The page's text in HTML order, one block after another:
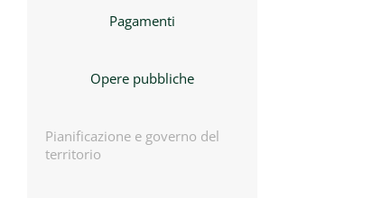
Pagamenti
Opere pubbliche
Pianificazione e governo del
territorio